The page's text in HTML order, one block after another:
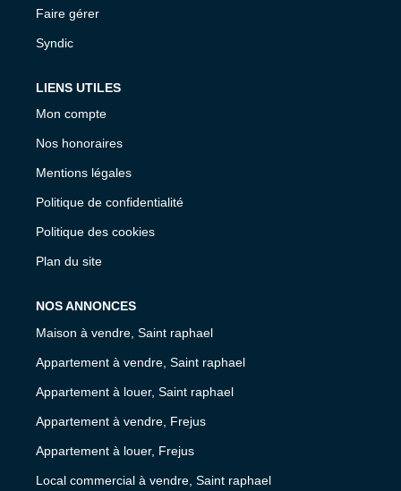
Faire gérer
Syndic
LIENS UTILES
Mon compte
Nos honoraires
Mentions légales
Politique de confidentialité
Politique des cookies
Plan du site
NOS ANNONCES
Maison à vendre, Saint raphael
Appartement à vendre, Saint raphael
Appartement à louer, Saint raphael
Appartement à vendre, Frejus
Appartement à louer, Frejus
Local commercial à vendre, Saint raphael